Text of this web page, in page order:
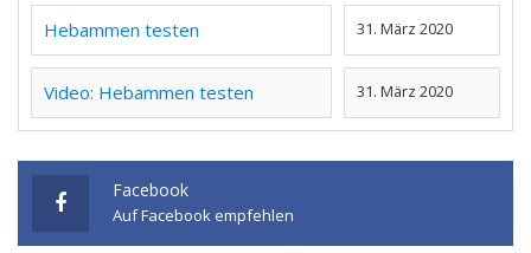
Hebammen testen 31. März 2020
Video: Hebammen testen 31. März 2020
Facebook
Auf Facebook empfehlen